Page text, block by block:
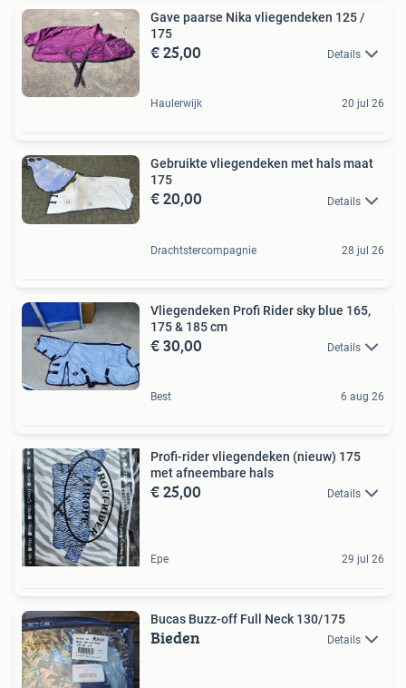
Gave paarse Nika vliegendeken 125 /
175
€ 25,00 Details
Haulerwijk 20 jul 26
Gebruikte vliegendeken met hals maat
175
€ 20,00 Details
Drachtstercompagnie 28 jul 26
Vliegendeken Profi Rider sky blue 165,
175 & 185 cm
€ 30,00 Details
Best 6 aug 26
Profi-rider vliegendeken (nieuw) 175
met afneembare hals
€ 25,00 Details
Epe 29 jul 26
Bucas Buzz-off Full Neck 130/175
Bieden Details